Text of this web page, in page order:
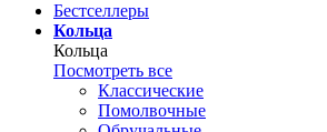
Бестселлеры
Кольца
Кольца
Посмотреть все
Классические
Помолвочные